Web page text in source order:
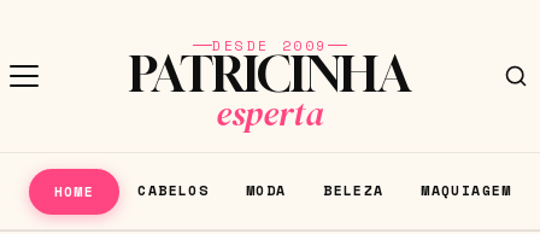
DESDE 2009
PATRICINHA
esperta
HOME CABELOS MODA BELEZA MAQUIAGEM